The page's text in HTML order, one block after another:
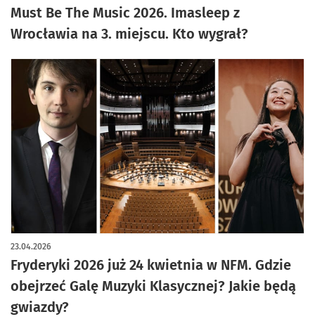
Must Be The Music 2026. Imasleep z
Wrocławia na 3. miejscu. Kto wygrał?
Fryderyki 2026 już 24 kwietnia w NFM. Gdzie
obejrzeć Galę Muzyki Klasycznej? Jakie będą
gwiazdy?
23.04.2026